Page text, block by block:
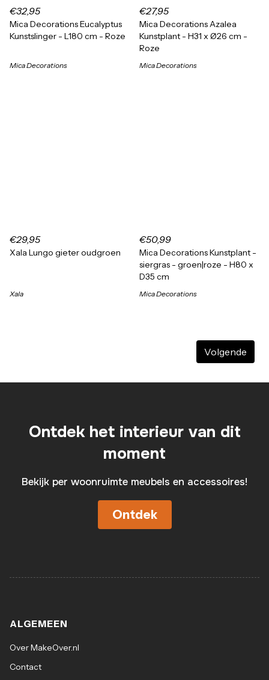
€32,95
Mica Decorations Eucalyptus
Kunstslinger - L180 cm - Roze
Mica Decorations
€27,95
Mica Decorations Azalea
Kunstplant - H31 x Ø26 cm -
Roze
Mica Decorations
€29,95
Xala Lungo gieter oudgroen
Xala
€50,99
Mica Decorations Kunstplant -
siergras - groen|roze - H80 x
D35 cm
Mica Decorations
Volgende
Ontdek het interieur van dit
moment
Bekijk per woonruimte meubels en accessoires!
Ontdek
ALGEMEEN
Over MakeOver.nl
Contact